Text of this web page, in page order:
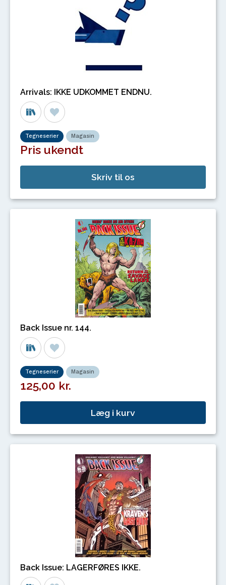
Arrivals: IKKE UDKOMMET ENDNU.
Tegneserier Magasin
Pris ukendt
Skriv til os
Back Issue nr. 144.
Tegneserier Magasin
125,00 kr.
Læg i kurv
Back Issue: LAGERFØRES IKKE.